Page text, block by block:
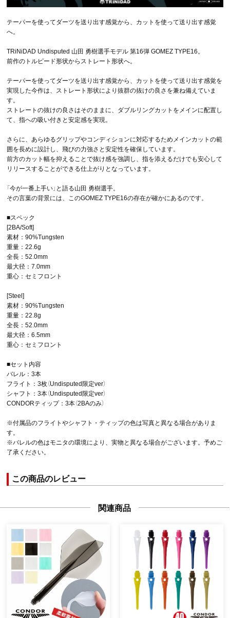
テーパーを使ってダーツを送り出す感覚から、カットを使って送り出す感覚
へ。
TRiNiDAD Undisputed 山田 勇樹選手モデル 第16弾 GOMEZ TYPE16。
前作のトルピード形状からストレート形状へ。
テーパーを使ってダーツを送り出す感覚から、カットを使って送り出す感覚を
実現した今作は、ストレート形状により抜群の抜けの良さを兼ね備えていま
す。
ストレートの抜けの良さはそのままに、ダブルリングカットをメインに配置し
て、指への吸い付きと安定感を実現。
さらに、あらゆるグリップやコンディションに対応するためメインカットの範
囲を長めに設計し、飛びの力強さと安定性を確保しています。
前方のカット幅を抑えることで抜け感を強調し、指を添えるだけでも安心して
リリースすることができる仕上がりとなっています。
「今が一番上手い」と語る山田 勇樹選手。
その言葉の背景には、このGOMEZ TYPE16の存在が確かにあるのです。
■スペック
[2BA/Soft]
素材：90%Tungsten
重量：22.6g
全長：52.0mm
最大径：7.0mm
重心：セミフロント
[Steel]
素材：90%Tungsten
重量：22.8g
全長：52.0mm
最大径：6.5mm
重心：セミフロント
■セット内容
バレル：3本
フライト：3枚（Undisputed限定ver）
シャフト：3本（Undisputed限定ver）
CONDORティップ：3本（2BAのみ）
※付属品のフライトやシャフト・ティップの色は写真と異なる場合がありま
す。
※バレルの色はモニタの環境により、実物と異なる場合がございます。予めご
了承ください。
この商品のレビュー
関連商品